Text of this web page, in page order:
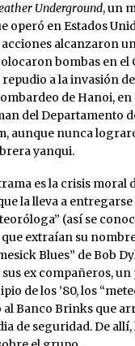
Underground, un
operó en Estados
acciones alcanzaron
bombas en el
a la invasión
de Hanoi, en
del Departamento
aunque nunca
yanqui.
es la crisis moral
la lleva a entregarse
(así se
extraían su
Blues” de Bob
sus ex compañeros,
de los ’80, los
al Banco Brinks que
de seguridad. De